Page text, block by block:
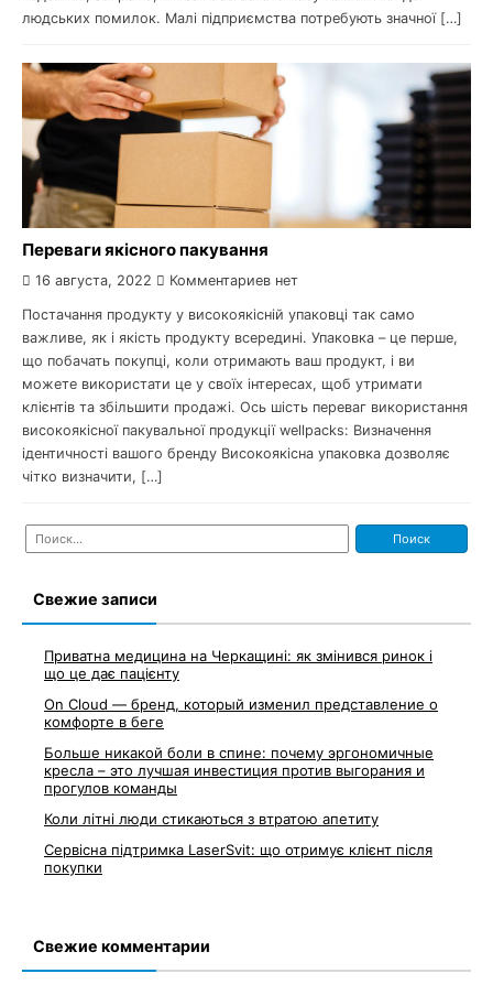
людських помилок. Малі підприємства потребують значної […]
Переваги якісного пакування
16 августа, 2022 Комментариев нет
Постачання продукту у високоякісній упаковці так само
важливе, як і якість продукту всередині. Упаковка – це перше,
що побачать покупці, коли отримають ваш продукт, і ви
можете використати це у своїх інтересах, щоб утримати
клієнтів та збільшити продажі. Ось шість переваг використання
високоякісної пакувальної продукції wellpacks: Визначення
ідентичності вашого бренду Високоякісна упаковка дозволяє
чітко визначити, […]
Найти:
Свежие записи
Приватна медицина на Черкащині: як змінився ринок і
що це дає пацієнту
On Cloud — бренд, который изменил представление о
комфорте в беге
Больше никакой боли в спине: почему эргономичные
кресла – это лучшая инвестиция против выгорания и
прогулов команды
Коли літні люди стикаються з втратою апетиту
Сервісна підтримка LaserSvit: що отримує клієнт після
покупки
Свежие комментарии